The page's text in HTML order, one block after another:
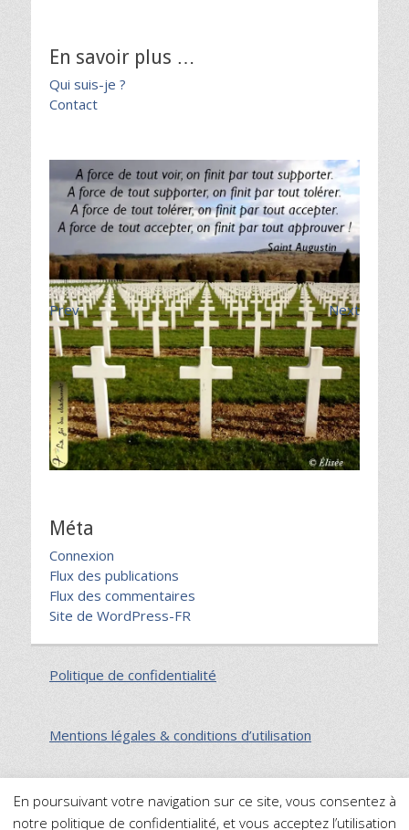
En savoir plus …
Qui suis-je ?
Contact
Prev Next
Méta
Connexion
Flux des publications
Flux des commentaires
Site de WordPress-FR
Politique de confidentialité
Mentions légales & conditions d’utilisation
Plan du site
En poursuivant votre navigation sur ce site, vous consentez à
notre politique de confidentialité, et vous acceptez l’utilisation